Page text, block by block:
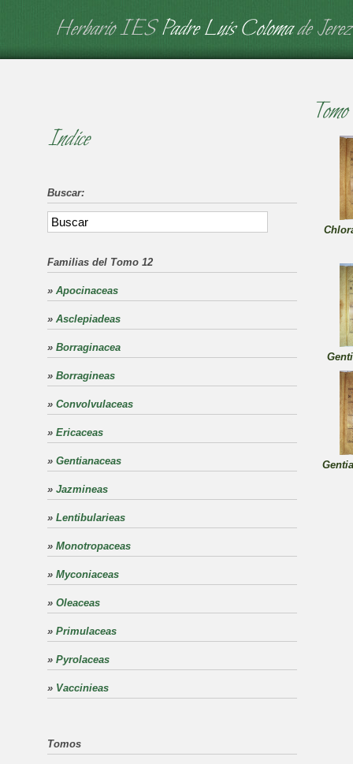
Herbario IES Padre Luis Colomade Jerez
Indice
Buscar:
Familias del Tomo 12
» Apocinaceas
» Asclepiadeas
» Borraginacea
» Borragineas
» Convolvulaceas
» Ericaceas
» Gentianaceas
» Jazmineas
» Lentibularieas
» Monotropaceas
» Myconiaceas
» Oleaceas
» Primulaceas
» Pyrolaceas
» Vaccinieas
Tomos